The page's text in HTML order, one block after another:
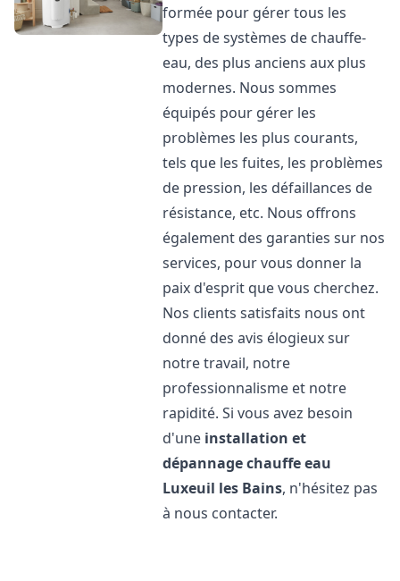
formée pour gérer tous les
types de systèmes de chauffe-
eau, des plus anciens aux plus
modernes. Nous sommes
équipés pour gérer les
problèmes les plus courants,
tels que les fuites, les problèmes
de pression, les défaillances de
résistance, etc. Nous offrons
également des garanties sur nos
services, pour vous donner la
paix d'esprit que vous cherchez.
Nos clients satisfaits nous ont
donné des avis élogieux sur
notre travail, notre
professionnalisme et notre
rapidité. Si vous avez besoin
d'une installation et
dépannage chauffe eau
Luxeuil les Bains, n'hésitez pas
à nous contacter.